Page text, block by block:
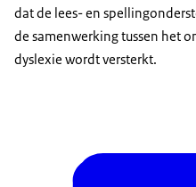
dat de lees- en
de samenwerking tussen het
dyslexie wordt versterkt.